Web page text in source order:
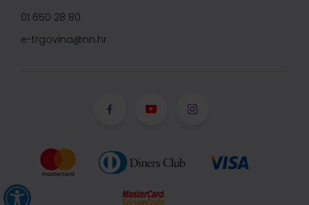
01 650 28 80
e-trgovina@nn.hr